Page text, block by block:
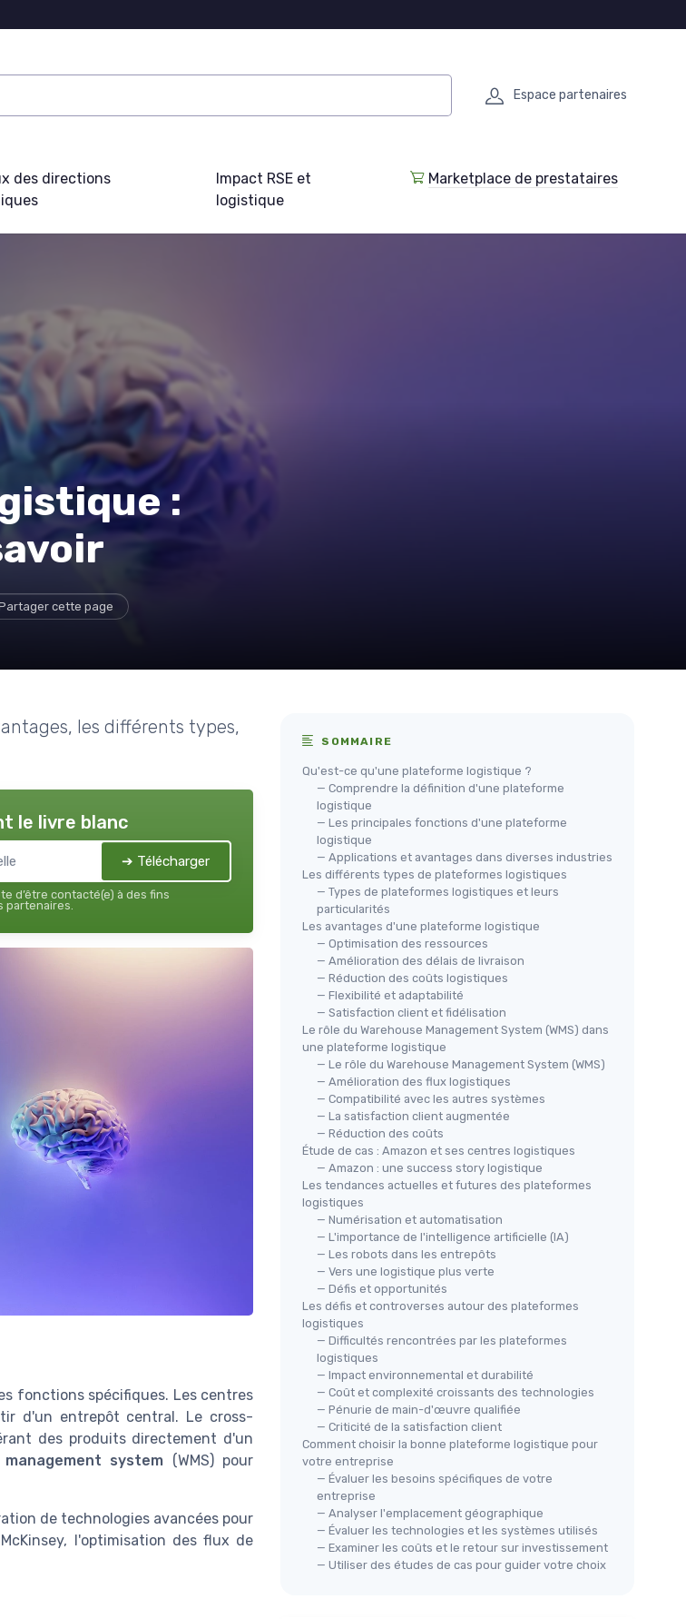
Espace partenaires
des directions
Impact RSE et
logistique
Marketplace de prestataires
:
cette page
les différents types,
le livre blanc
➔ Télécharger
d’être contacté(e) à des fins
partenaires.
fonctions spécifiques. Les centres
d'un entrepôt central. Le cross-
des produits directement d'un
management system (WMS) pour
de technologies avancées pour
l'optimisation des flux de
SOMMAIRE
Qu'est-ce qu'une plateforme logistique ?
— Comprendre la définition d'une plateforme
logistique
— Les principales fonctions d'une plateforme
logistique
— Applications et avantages dans diverses industries
Les différents types de plateformes logistiques
— Types de plateformes logistiques et leurs
particularités
Les avantages d'une plateforme logistique
— Optimisation des ressources
— Amélioration des délais de livraison
— Réduction des coûts logistiques
— Flexibilité et adaptabilité
— Satisfaction client et fidélisation
Le rôle du Warehouse Management System (WMS) dans
une plateforme logistique
— Le rôle du Warehouse Management System (WMS)
— Amélioration des flux logistiques
— Compatibilité avec les autres systèmes
— La satisfaction client augmentée
— Réduction des coûts
Étude de cas : Amazon et ses centres logistiques
— Amazon : une success story logistique
Les tendances actuelles et futures des plateformes
logistiques
— Numérisation et automatisation
— L'importance de l'intelligence artificielle (IA)
— Les robots dans les entrepôts
— Vers une logistique plus verte
— Défis et opportunités
Les défis et controverses autour des plateformes
logistiques
— Difficultés rencontrées par les plateformes
logistiques
— Impact environnemental et durabilité
— Coût et complexité croissants des technologies
— Pénurie de main-d'œuvre qualifiée
— Criticité de la satisfaction client
Comment choisir la bonne plateforme logistique pour
votre entreprise
— Évaluer les besoins spécifiques de votre
entreprise
— Analyser l'emplacement géographique
— Évaluer les technologies et les systèmes utilisés
— Examiner les coûts et le retour sur investissement
— Utiliser des études de cas pour guider votre choix